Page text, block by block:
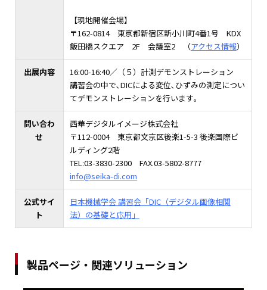
【現地開催会場】
〒162-0814 東京都新宿区新小川町4番1号 KDX
飯田橋スクエア 2F 会議室2 （アクセス情報）
出展内容
16:00-16:40／（５）計測デモンストレーション
講習会の中で､DICによる変位､ひずみの測定につい
てデモンストレーションを行います｡
問い合わ
せ
西華デジタルイメージ株式会社
〒112-0004 東京都文京区後楽1-5-3 後楽国際ビ
ルディング2階
TEL:03-3830-2300 FAX.03-5802-8777
info@seika-di.com
公式サイ
ト
日本機械学会 講習会「DIC（デジタル画像相関
法）の基礎と応用」
製品ページ・関連ソリューション